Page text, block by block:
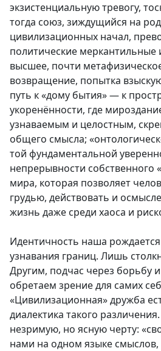
экзистенциальную тревогу,
тогда союз, зиждущийся на
цивилизационных начал,
политические меркантильные
высшее, почти
возвращение, попытка
путь к «дому бытия» — к
укоренённости, где
узнаваемым и целостным,
общего смысла;
той фундаментальной
непрерывности собственного
мира, которая позволяет
грудью, действовать и
жизнь даже среди хаоса и
Идентичность наша
узнавания границ. Лишь
Другим, подчас через борьбу
обретаем зрение для самих
«Цивилизационная» дружба
диалектика такого
незримую, но ясную черту:
нами на одном языке